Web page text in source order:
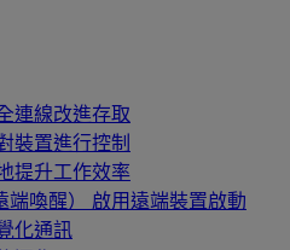
連線改進存取
裝置進行控制
提升工作效率
喚醒）
啟用遠端裝置啟動
化通訊